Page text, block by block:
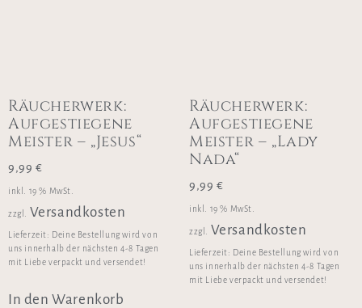
Räucherwerk:
Aufgestiegene
Meister – „Jesus“
9,99 €
inkl. 19 % MwSt.
zzgl. Versandkosten
Lieferzeit: Deine Bestellung wird von
uns innerhalb der nächsten 4-8 Tagen
mit Liebe verpackt und versendet!
In den Warenkorb
Räucherwerk:
Aufgestiegene
Meister – „Lady
Nada“
9,99 €
inkl. 19 % MwSt.
zzgl. Versandkosten
Lieferzeit: Deine Bestellung wird von
uns innerhalb der nächsten 4-8 Tagen
mit Liebe verpackt und versendet!